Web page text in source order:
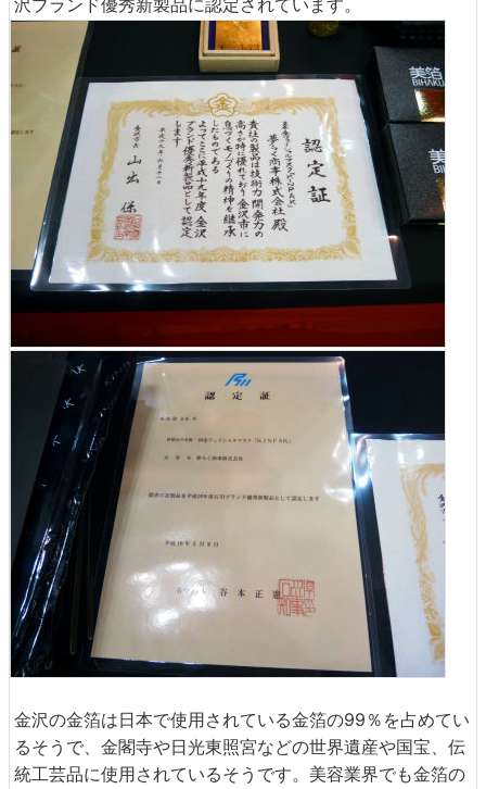
沢ブランド優秀新製品に認定されています。
金沢の金箔は日本で使用されている金箔の99％を占めてい
るそうで、金閣寺や日光東照宮などの世界遺産や国宝、伝
統工芸品に使用されているそうです。美容業界でも金箔の